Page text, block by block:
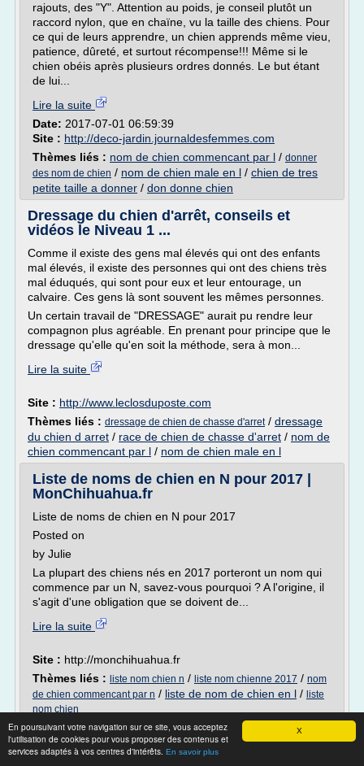
X
En poursuivant votre navigation sur ce site, vous acceptez
l'utilisation de cookies pour vous proposer des contenus et
services adaptés à vos centres d'intérêts. En savoir plus
rajouts, des "Y". Attention au poids, je conseil plutôt un
raccord nylon, que en chaïne, vu la taille des chiens. Pour
ce qui de leurs apprendre, un chien apprends même vieu,
patience, dûreté, et surtout récompense!!! Même si le
chien obéis après plusieurs ordres donnés. Le but étant
de lui...
Lire la suite
Date: 2017-07-01 06:59:39
Site : http://deco-jardin.journaldesfemmes.com
Thèmes liés : nom de chien commencant par l / donner
des nom de chien / nom de chien male en l / chien de tres
petite taille a donner / don donne chien
Dressage du chien d'arrêt, conseils et
vidéos le Niveau 1 ...
Comme il existe des gens mal élevés qui ont des enfants
mal élevés, il existe des personnes qui ont des chiens très
mal éduqués, qui sont pour eux et leur entourage, un
calvaire. Ces gens là sont souvent les mêmes personnes.
Un certain travail de "DRESSAGE" aurait pu rendre leur
compagnon plus agréable. En prenant pour principe que le
dressage qu'elle qu'en soit la méthode, sera à mon...
Lire la suite
Site : http://www.leclosduposte.com
Thèmes liés : dressage de chien de chasse d'arret/ dressage
du chien d arret / race de chien de chasse d'arret / nom de
chien commencant par l / nom de chien male en l
Liste de noms de chien en N pour 2017 |
MonChihuahua.fr
Liste de noms de chien en N pour 2017
Posted on
by Julie
La plupart des chiens nés en 2017 porteront un nom qui
commence par un N, savez-vous pourquoi ? A l'origine, il
s'agit d'une obligation que se doivent de...
Lire la suite
Site : http://monchihuahua.fr
Thèmes liés : liste nom chien n / liste nom chienne 2017 / nom
de chien commencant par n / liste de nom de chien en l / liste
nom chien
Dressage chien, Comment dresser son
chien, guide complet ...